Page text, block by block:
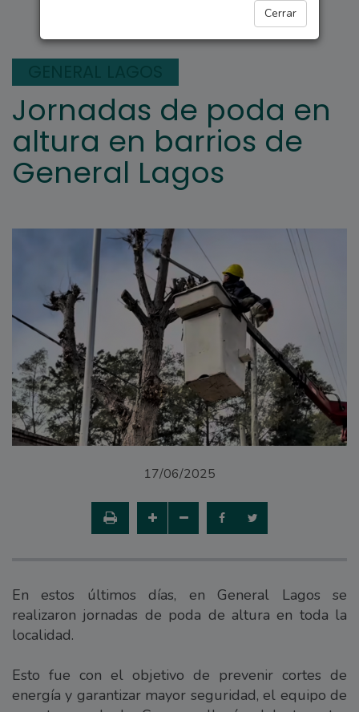
Cerrar
Jornadas de poda en
altura en barrios de
General Lagos
17/06/2025
En estos últimos días, en General Lagos se
realizaron jornadas de poda de altura en toda la
localidad.
Esto fue con el objetivo de prevenir cortes de
energía y garantizar mayor seguridad, el equipo de